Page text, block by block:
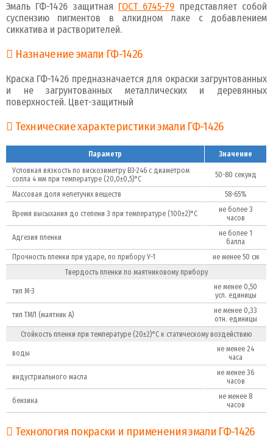
Эмаль ГФ-1426 защитная ГОСТ 6745-79 представляет собой
суспензию пигментов в алкидном лаке с добавлением
сиккатива и растворителей.
Назначение эмали ГФ-1426
Краска ГФ-1426 предназначается для окраски загрунтованных
и не загрунтованных металлических и деревянных
поверхностей. Цвет-защитный
Технические характеристики эмали ГФ-1426
Параметр
Значение
Условная вязкость по вискозиметру ВЗ-246 с диаметром
сопла 4 мм при температуре (20,0±0,5)°C
50-80 секунд
Массовая доля нелетучих веществ 58-65%
Время высыхания до степени 3 при температуре (100±2)°С
не более 3
часов
Адгезия пленки
не более 1
балла
Прочность пленки при ударе, по прибору У-1
не менее 50 см
Твердость пленки по маятниковому прибору
тип М-3
не менее 0,50
усл. единицы
тип ТМЛ (маятник А)
не менее 0,33
отн. единицы
Стойкость пленки при температуре (20±2)°С к статическому воздействию
воды
не менее 24
часа
индустриального масла
не менее 36
часов
бензина
не менее 8
часов
Технология покраски и применения эмали ГФ-1426